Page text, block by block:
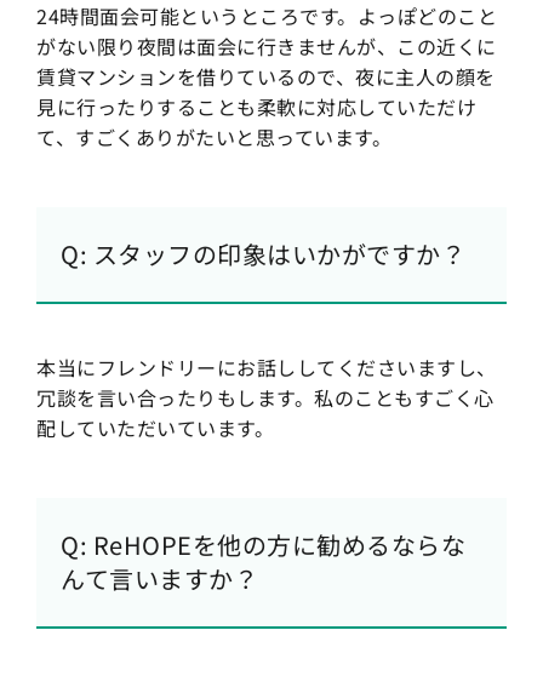
24時間面会可能というところです。よっぽどのこと
がない限り夜間は面会に行きませんが、この近くに
賃貸マンションを借りているので、夜に主人の顔を
見に行ったりすることも柔軟に対応していただけ
て、すごくありがたいと思っています。
Q: スタッフの印象はいかがですか？
本当にフレンドリーにお話ししてくださいますし、
冗談を言い合ったりもします。私のこともすごく心
配していただいています。
Q: ReHOPEを他の方に勧めるならな
んて言いますか？